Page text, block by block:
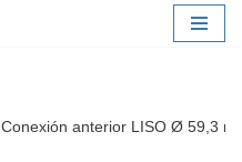
Conexión anterior LISO Ø 59,3